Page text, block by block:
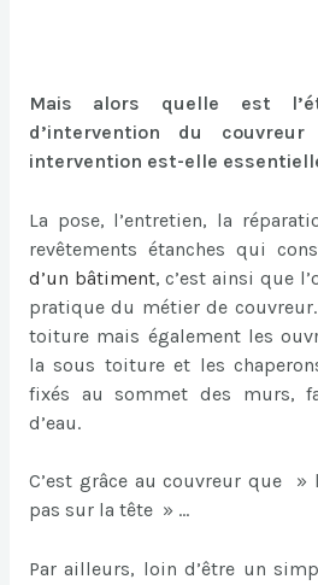
Mais alors quelle est
d’intervention du
intervention est-elle
La pose, l’entretien, la
revêtements étanches qui
d’un bâtiment, c’est ainsi que
pratique du métier de
toiture mais également les
la sous toiture et les
fixés au sommet des murs,
d’eau.
C’est grâce au couvreur que
pas sur la tête » …
Par ailleurs, loin d’être un